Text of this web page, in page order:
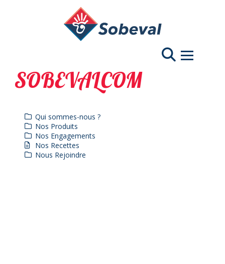
Navigation
SOBEVALCOM
Qui sommes-nous ?
Nos Produits
Nos Engagements
Nos Recettes
Nous Rejoindre